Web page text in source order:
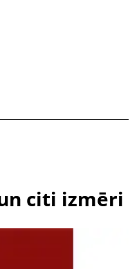
citi izmēri